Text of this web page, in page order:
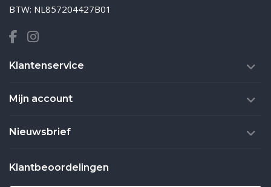
BTW: NL857204427B01
Klantenservice
Mijn account
Nieuwsbrief
Klantbeoordelingen